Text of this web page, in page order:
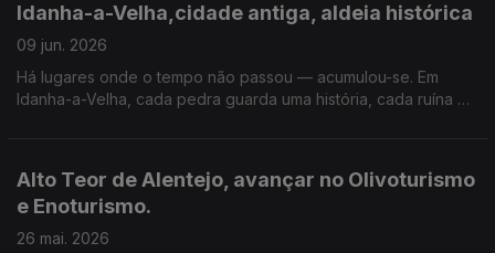
Idanha-a-Velha,cidade antiga, aldeia histórica
09 jun. 2026
Há lugares onde o tempo não passou — acumulou-se. Em
Idanha-a-Velha, cada pedra guarda uma história, cada ruína é
Alto Teor de Alentejo, avançar no Olivoturismo
e Enoturismo.
26 mai. 2026